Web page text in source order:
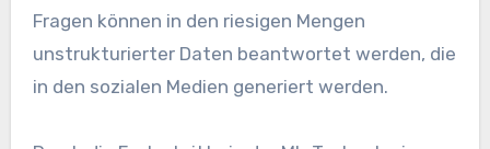
Fragen können in den riesigen Mengen
unstrukturierter Daten beantwortet werden, die
in den sozialen Medien generiert werden.